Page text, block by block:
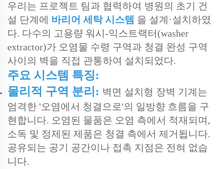
우리는 프로젝트 팀과 협력하여 병원의 초기 건
설 단계에 바리어 세탁 시스템 을 설계·설치하였
다. 다수의 고용량 워시-익스트랙터(washer
extractor)가 오염물 수령 구역과 청결 완성 구역
사이의 벽을 직접 관통하여 설치되었다.
주요 시스템 특징:
물리적 구역 분리: 벽면 설치형 장벽 기계는
엄격한 '오염에서 청결으로'의 일방향 흐름을 구
현합니다. 오염된 물품은 오염 측에서 적재되며,
소독 및 정제된 제품은 청결 측에서 제거됩니다.
공유되는 공기 공간이나 접촉 지점은 전혀 없습
니다.